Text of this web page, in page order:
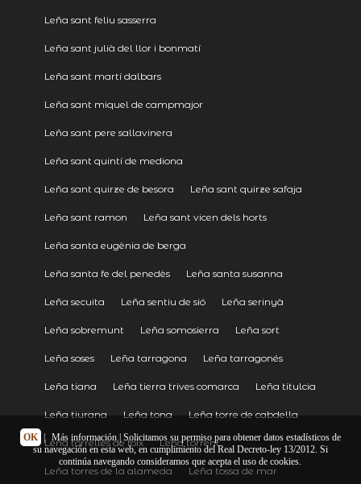
Leña sant feliu sasserra
Leña sant julià del llor i bonmatí
Leña sant martí dalbars
Leña sant miquel de campmajor
Leña sant pere sallavinera
Leña sant quintí de mediona
Leña sant quirze de besora Leña sant quirze safaja
Leña sant ramon Leña sant vicen dels horts
Leña santa eugènia de berga
Leña santa fe del penedès Leña santa susanna
Leña secuita Leña sentiu de sió Leña serinyà
Leña sobremunt Leña somosierra Leña sort
Leña soses Leña tarragona Leña tarragonés
Leña tiana Leña tierra trives comarca Leña titulcia
Leña tiurana Leña tona Leña torre de cabdella
Leña torrelles de foix Leña torrent
Leña torres de la alameda Leña tossa de mar
OK | Más información| Solicitamos su permiso para obtener datos estadísticos de
su navegación en esta web, en cumplimiento del Real Decreto-ley 13/2012. Si
continúa navegando consideramos que acepta el uso de cookies.